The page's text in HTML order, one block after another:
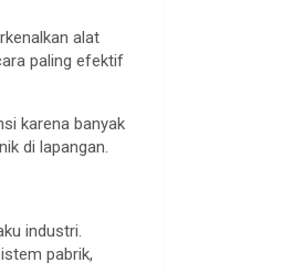
alat
paling efektif
karena banyak
di lapangan.
industri.
pabrik,